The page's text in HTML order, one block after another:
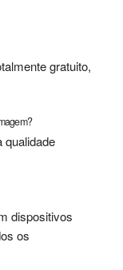
gratuito,
qualidade
dispositivos
os